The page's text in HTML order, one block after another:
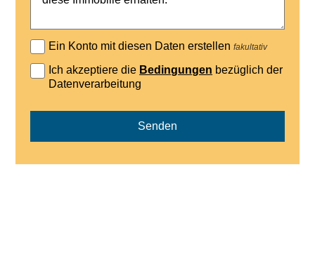
Ein Konto mit diesen Daten erstellenfakultativ
Ich akzeptiere die Bedingungen bezüglich der
Datenverarbeitung
Senden